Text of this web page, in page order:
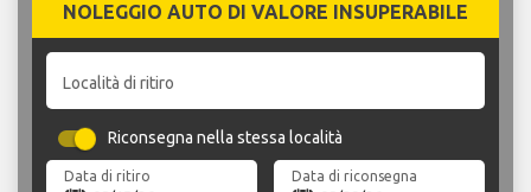
NOLEGGIO AUTO DI VALORE INSUPERABILE
Località di ritiro
Riconsegna nella stessa località
Data di ritiro Data di riconsegna